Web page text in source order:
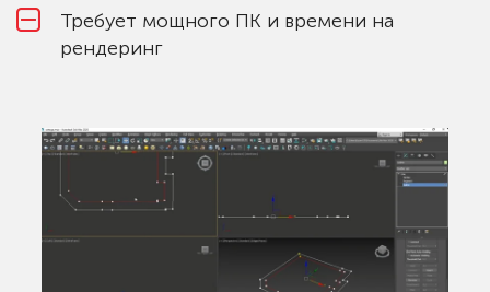
Требует мощного ПК и времени на
рендеринг